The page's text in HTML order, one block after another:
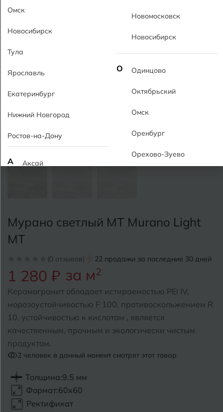
Мурано светлый MT Murano Light
MT
(0 отзывов) 22 продажи за последние 30 дней
1 280 ₽ за м2
Керамогранит обладает истираемостью PEI IV,
морозоустойчивостью F 100, противоскольжением R
10, устойчивостью к кислотам , является
качественным, прочным и экологически чистым
продуктом.
2 человек в данный момент смотрят этот товар
Толщина:9.5 мм
Формат:60x60
Ректификат
Омск
Новосибирск
Тула
Ярославль
Екатеринбург
Нижний Новгород
Ростов-на-Дону
А Аксай
Анапа
Б Барнаул
Белгород
Белореченск
Боровичи
Бугульма
Бугуруслан
Новомосковск
Новосибирск
О Одинцово
Октябрьский
Омск
Оренбург
Орехово-Зуево
Псков
Ростов-на-Дону